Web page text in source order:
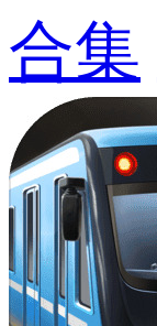
合集